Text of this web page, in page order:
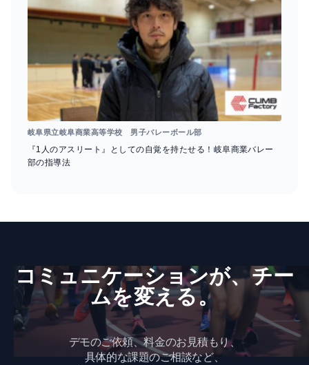
岐阜県立岐阜商業高等学校 男子バレーボール部
『1人のアスリート』としての自覚を持たせる！岐阜商業バレー
部の指導法
コミュニケーションが、​チー
ムを​変える。
デモのご依頼、料金のお見積もり、
具体的な課題のご相談など、